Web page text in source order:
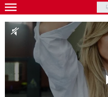
Skip
to
main
Gwiazdy
Moda
Uroda